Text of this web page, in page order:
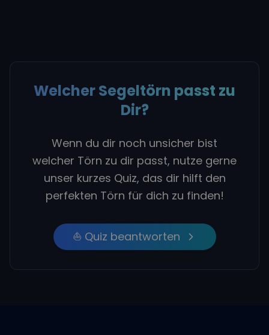
Welcher Segeltörn passt zu
Dir?
Wenn du dir noch unsicher bist
welcher Törn zu dir passt, nutze gerne
unser kurzes Quiz, das dir hilft den
perfekten Törn für dich zu finden!
⛵ Quiz beantworten